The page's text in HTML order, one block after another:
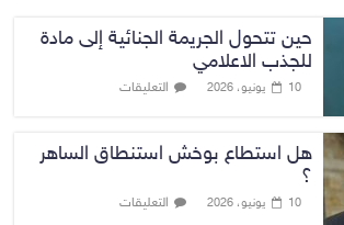
حين تتحول الجريمة الجنائية إلى مادة
للجذب الاعلامي
10 يونيو، 2026 التعليقات
هل استطاع بوخش استنطاق الساهر
؟
10 يونيو، 2026 التعليقات